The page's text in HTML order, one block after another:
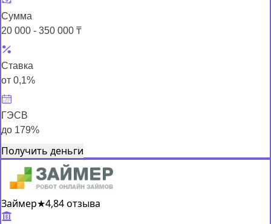
Сумма
20 000 - 350 000 ₸
Ставка
от 0,1%
ГЭСВ
до 179%
Получить деньги
Займер★4,84 отзыва